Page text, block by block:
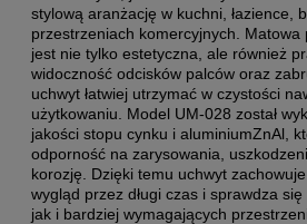
stylową aranżację w kuchni, łazience,
przestrzeniach komercyjnych. Matowa
jest nie tylko estetyczna, ale również
widoczność odcisków palców oraz
uchwyt łatwiej utrzymać w czystości
użytkowaniu. Model UM-028 został
jakości stopu cynku i aluminiumZnAl,
odporność na zarysowania,
korozję. Dzięki temu uchwyt
wygląd przez długi czas i sprawdza
jak i bardziej wymagających